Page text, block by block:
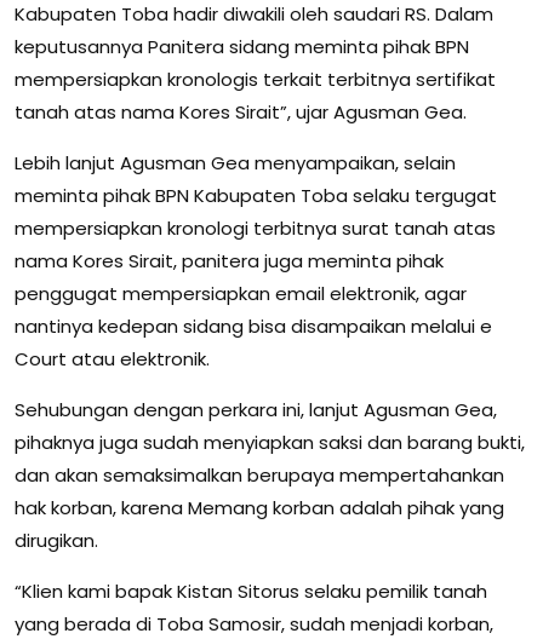
Kabupaten Toba hadir diwakili oleh saudari RS. Dalam
keputusannya Panitera sidang meminta pihak BPN
mempersiapkan kronologis terkait terbitnya sertifikat
tanah atas nama Kores Sirait”, ujar Agusman Gea.
Lebih lanjut Agusman Gea menyampaikan, selain
meminta pihak BPN Kabupaten Toba selaku tergugat
mempersiapkan kronologi terbitnya surat tanah atas
nama Kores Sirait, panitera juga meminta pihak
penggugat mempersiapkan email elektronik, agar
nantinya kedepan sidang bisa disampaikan melalui e
Court atau elektronik.
Sehubungan dengan perkara ini, lanjut Agusman Gea,
pihaknya juga sudah menyiapkan saksi dan barang bukti,
dan akan semaksimalkan berupaya mempertahankan
hak korban, karena Memang korban adalah pihak yang
dirugikan.
“Klien kami bapak Kistan Sitorus selaku pemilik tanah
yang berada di Toba Samosir, sudah menjadi korban,